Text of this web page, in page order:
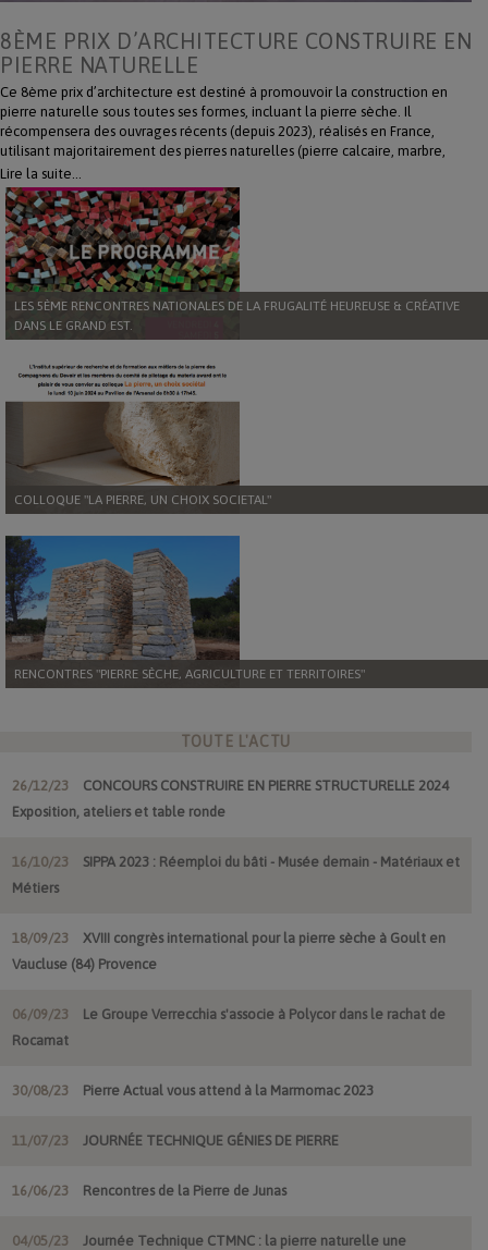
8ÈME PRIX D’ARCHITECTURE CONSTRUIRE EN
PIERRE NATURELLE
Ce 8ème prix d’architecture est destiné à promouvoir la construction en
pierre naturelle sous toutes ses formes, incluant la pierre sèche. Il
récompensera des ouvrages récents (depuis 2023), réalisés en France,
utilisant majoritairement des pierres naturelles (pierre calcaire, marbre,
granit, lave, grès, ardoise, etc.) françaises et/ou transformées en France. La
proclamation officielle des résultats aura lieu le 2 décembre 2025,
pendant le Salon Rocalia. Inscrivez-vous en téléchargeant le règlement :
https://www.editionslemausolee.fr/fr/la-pierre/124772-8eme-prix-
darchitecture-construire-en-pierre-naturelle.html
Lire la suite…
LES 5ÈME RENCONTRES NATIONALES DE LA FRUGALITÉ HEUREUSE & CRÉATIVE
DANS LE GRAND EST.
COLLOQUE "LA PIERRE, UN CHOIX SOCIETAL"
RENCONTRES "PIERRE SÈCHE, AGRICULTURE ET TERRITOIRES"
TOUTE L'ACTU
26/12/23
CONCOURS CONSTRUIRE EN PIERRE STRUCTURELLE 2024
Exposition, ateliers et table ronde
16/10/23
SIPPA 2023 : Réemploi du bâti - Musée demain - Matériaux et
Métiers
18/09/23
XVIII congrès international pour la pierre sèche à Goult en
Vaucluse (84) Provence
06/09/23
Le Groupe Verrecchia s'associe à Polycor dans le rachat de
Rocamat
30/08/23 Pierre Actual vous attend à la Marmomac 2023
11/07/23 JOURNÉE TECHNIQUE GÉNIES DE PIERRE
16/06/23 Rencontres de la Pierre de Junas
04/05/23
Journée Technique CTMNC : la pierre naturelle une